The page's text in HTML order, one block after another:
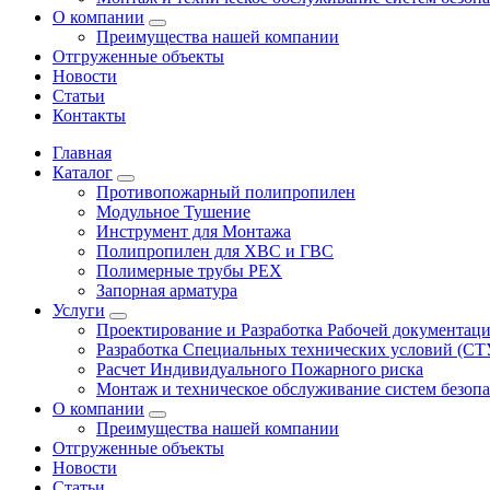
О компании
Преимущества нашей компании
Отгруженные объекты
Новости
Статьи
Контакты
Главная
Каталог
Противопожарный полипропилен
Модульное Тушение
Инструмент для Монтажа
Полипропилен для ХВС и ГВС
Полимерные трубы PEX
Запорная арматура
Услуги
Проектирование и Разработка Рабочей
Разработка Специальных технических условий
Расчет Индивидуального Пожарного риска
Монтаж и техническое обслуживание систем
О компании
Преимущества нашей компании
Отгруженные объекты
Новости